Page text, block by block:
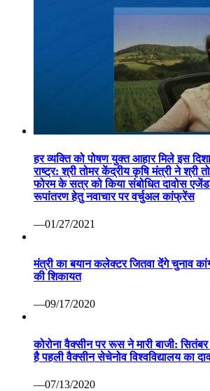
हर व्यक्ति को पोषण युक्त आहार मिले इस
राष्ट्र: श्री तोमर केंद्रीय कृषि मंत्री ने श्री
फोरम के सत्र को किया संबोधित दावोस
रूपांतरण हेतु नवाचार पर वर्चुअल कांफ्रेंस
—01/27/2021
मंत्री का बयान कलेक्टर जितवा देंगे चुनाव
की शिकायत
—09/17/2020
कोरोना वैक्सीन पर रूस ने मारी बाजी:
है पहली वैक्सीन सेचेनोव विश्वविद्यालय का
—07/13/2020